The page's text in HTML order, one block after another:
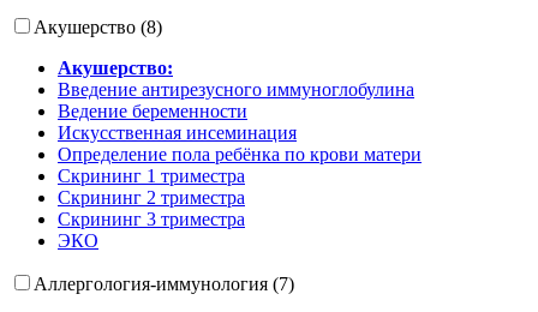
Акушерство (8)
Акушерство:
Введение антирезусного иммуноглобулина
Ведение беременности
Искусственная инсеминация
Определение пола ребёнка по крови матери
Скрининг 1 триместра
Скрининг 2 триместра
Скрининг 3 триместра
ЭКО
Аллергология-иммунология (7)